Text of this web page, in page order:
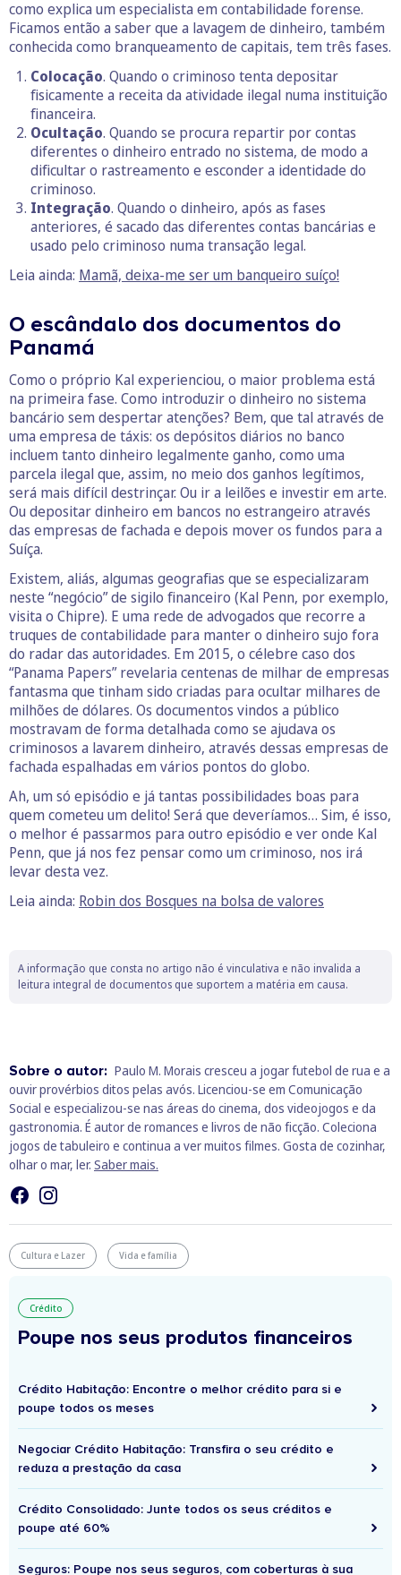
como explica um especialista em contabilidade forense.
Ficamos então a saber que a lavagem de dinheiro, também
conhecida como branqueamento de capitais, tem três fases.
Colocação. Quando o criminoso tenta depositar
fisicamente a receita da atividade ilegal numa instituição
financeira.
Ocultação. Quando se procura repartir por contas
diferentes o dinheiro entrado no sistema, de modo a
dificultar o rastreamento e esconder a identidade do
criminoso.
Integração. Quando o dinheiro, após as fases
anteriores, é sacado das diferentes contas bancárias e
usado pelo criminoso numa transação legal.
Leia ainda: Mamã, deixa-me ser um banqueiro suíço!
O escândalo dos documentos do
Panamá
Como o próprio Kal experienciou, o maior problema está
na primeira fase. Como introduzir o dinheiro no sistema
bancário sem despertar atenções? Bem, que tal através de
uma empresa de táxis: os depósitos diários no banco
incluem tanto dinheiro legalmente ganho, como uma
parcela ilegal que, assim, no meio dos ganhos legítimos,
será mais difícil destrinçar. Ou ir a leilões e investir em arte.
Ou depositar dinheiro em bancos no estrangeiro através
das empresas de fachada e depois mover os fundos para a
Suíça.
Existem, aliás, algumas geografias que se especializaram
neste “negócio” de sigilo financeiro (Kal Penn, por exemplo,
visita o Chipre). E uma rede de advogados que recorre a
truques de contabilidade para manter o dinheiro sujo fora
do radar das autoridades. Em 2015, o célebre caso dos
“Panama Papers” revelaria centenas de milhar de empresas
fantasma que tinham sido criadas para ocultar milhares de
milhões de dólares. Os documentos vindos a público
mostravam de forma detalhada como se ajudava os
criminosos a lavarem dinheiro, através dessas empresas de
fachada espalhadas em vários pontos do globo.
Ah, um só episódio e já tantas possibilidades boas para
quem cometeu um delito! Será que deveríamos… Sim, é isso,
o melhor é passarmos para outro episódio e ver onde Kal
Penn, que já nos fez pensar como um criminoso, nos irá
levar desta vez.
Leia ainda: Robin dos Bosques na bolsa de valores
A informação que consta no artigo não é vinculativa e não invalida a
leitura integral de documentos que suportem a matéria em causa.
Sobre o autor: Paulo M. Morais cresceu a jogar futebol de rua e a
ouvir provérbios ditos pelas avós. Licenciou-se em Comunicação
Social e especializou-se nas áreas do cinema, dos videojogos e da
gastronomia. É autor de romances e livros de não ficção. Coleciona
jogos de tabuleiro e continua a ver muitos filmes. Gosta de cozinhar,
olhar o mar, ler. Saber mais.
Cultura e Lazer Vida e família
Crédito
Poupe nos seus produtos financeiros
Crédito Habitação: Encontre o melhor crédito para si e
poupe todos os meses
Negociar Crédito Habitação: Transfira o seu crédito e
reduza a prestação da casa
Crédito Consolidado: Junte todos os seus créditos e
poupe até 60%
Seguros: Poupe nos seus seguros, com coberturas à sua